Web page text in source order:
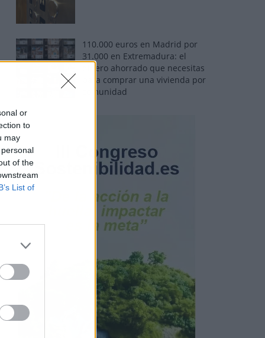
or
to
may
of the
List of
110.000 euros en Madrid por
31.000 en Extremadura: el
dinero ahorrado que necesitas
para comprar una vivienda por
comunidad